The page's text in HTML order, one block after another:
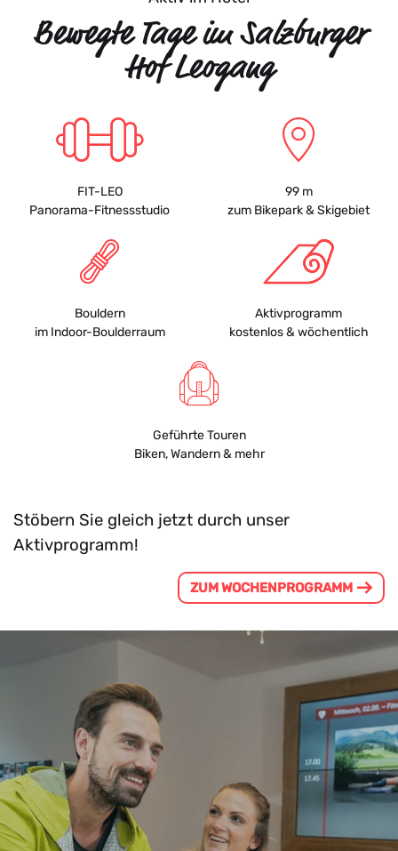
Bewegte Tage im Salzburger
Hof Leogang
FIT-LEO
Panorama-Fitnessstudio
99 m
zum Bikepark & Skigebiet
Bouldern
im Indoor-Boulderraum
Aktivprogramm
kostenlos & wöchentlich
Geführte Touren
Biken, Wandern & mehr
Stöbern Sie gleich jetzt durch unser
Aktivprogramm!
ZUM WOCHENPROGRAMM